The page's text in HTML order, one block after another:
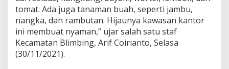
e
M
o
d
e
l
tomat. Ada juga tanaman buah, seperti jambu,
nangka, dan rambutan. Hijaunya kawasan kantor
ini membuat nyaman,” ujar salah satu staf
Kecamatan Blimbing, Arif Coirianto, Selasa
(30/11/2021).